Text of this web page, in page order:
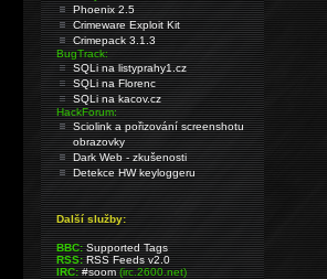
Phoenix 2.5
Crimeware Exploit Kit
Crimepack 3.1.3
BugTrack:
SQLi na listyprahy1.cz
SQLi na Florenc
SQLi na kacov.cz
HackForum:
Sciolink a pořizování screenshotu
obrazovky
Dark Web - zkušenosti
Detekce HW keyloggeru
Další služby:
BBC: Supported Tags
RSS: RSS Feeds v2.0
IRC: #soom(irc.2600.net)